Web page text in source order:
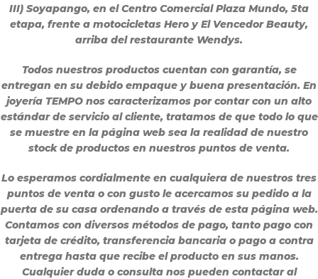
III) Soyapango, en el Centro Comercial Plaza Mundo, 5ta
etapa, frente a motocicletas Hero y El Vencedor Beauty,
arriba del restaurante Wendys.
Todos nuestros productos cuentan con garantía, se
entregan en su debido empaque y buena presentación. En
joyería TEMPO nos caracterizamos por contar con un alto
estándar de servicio al cliente, tratamos de que todo lo que
se muestre en la página web sea la realidad de nuestro
stock de productos en nuestros puntos de venta.
Lo esperamos cordialmente en cualquiera de nuestros tres
puntos de venta o con gusto le acercamos su pedido a la
puerta de su casa ordenando a través de esta página web.
Contamos con diversos métodos de pago, tanto pago con
tarjeta de crédito, transferencia bancaria o pago a contra
entrega hasta que recibe el producto en sus manos.
Cualquier duda o consulta nos pueden contactar al